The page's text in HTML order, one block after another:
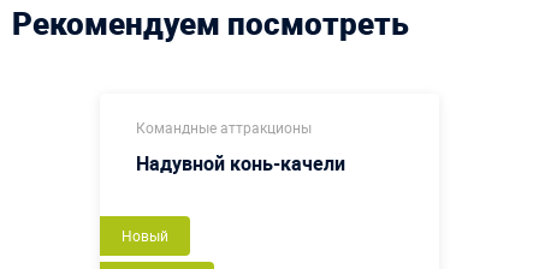
Рекомендуем посмотреть
Командные аттракционы
Надувной конь-качели
Новый